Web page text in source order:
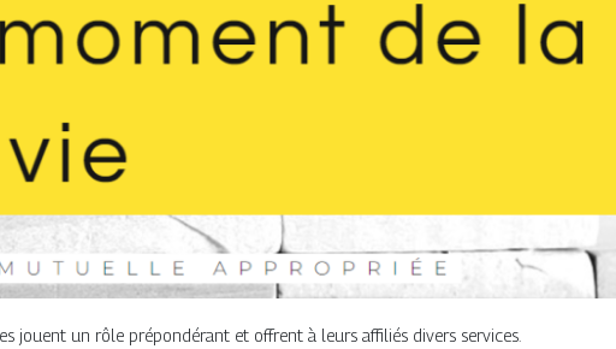
jouent un rôle prépondérant et offrent à leurs affiliés divers services.